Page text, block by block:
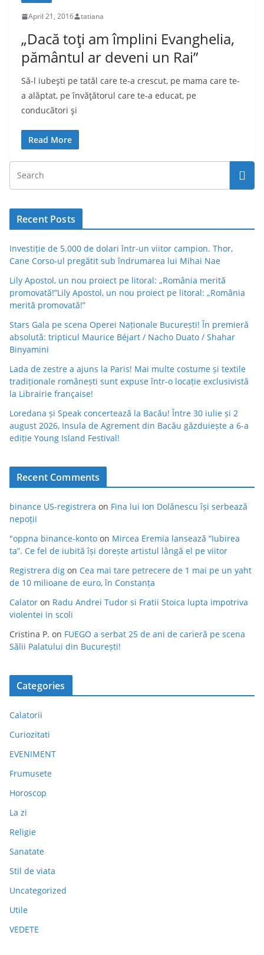
April 21, 2016 tatiana
„Dacă toţi am împlini Evanghelia,
pământul ar deveni un Rai”
Să-l iubeşti pe tatăl care te-a crescut, pe mama care te-
a alăptat, pe învăţătorul care te-a educat, pe
conducători şi
Read More
Recent Posts
Investiție de 5.000 de dolari într-un viitor campion. Thor,
Cane Corso-ul pregătit sub îndrumarea lui Mihai Nae
Lily Apostol, un nou proiect pe litoral: „România merită
promovată!”Lily Apostol, un nou proiect pe litoral: „România
merită promovată!”
Stars Gala pe scena Operei Naționale București! În premieră
absolută: tripticul Maurice Béjart / Nacho Duato / Shahar
Binyamini
Lada de zestre a ajuns la Paris! Mai multe costume și textile
tradiționale românești sunt expuse într-o locație exclusivistă
la Librairie française!
Loredana și Speak concertează la Bacău! Între 30 iulie și 2
august 2026, Insula de Agrement din Bacău găzduiește a 6-a
ediție Young Island Festival!
Recent Comments
binance US-registrera on Fina lui Ion Dolănescu își serbează
nepoții
"oppna binance-konto on Mircea Eremia lansează “Iubirea
ta”. Ce fel de iubită își dorește artistul lângă el pe viitor
Registrera dig on Cea mai tare petrecere de 1 mai pe un yaht
de 10 milioane de euro, în Constanța
Calator on Radu Andrei Tudor si Fratii Stoica lupta impotriva
violentei in scoli
Cristina P. on FUEGO a serbat 25 de ani de carieră pe scena
Sălii Palatului din București!
Categories
Calatorii
Curiozitati
EVENIMENT
Frumusete
Horoscop
La zi
Religie
Sanatate
Stil de viata
Uncategorized
Utile
VEDETE